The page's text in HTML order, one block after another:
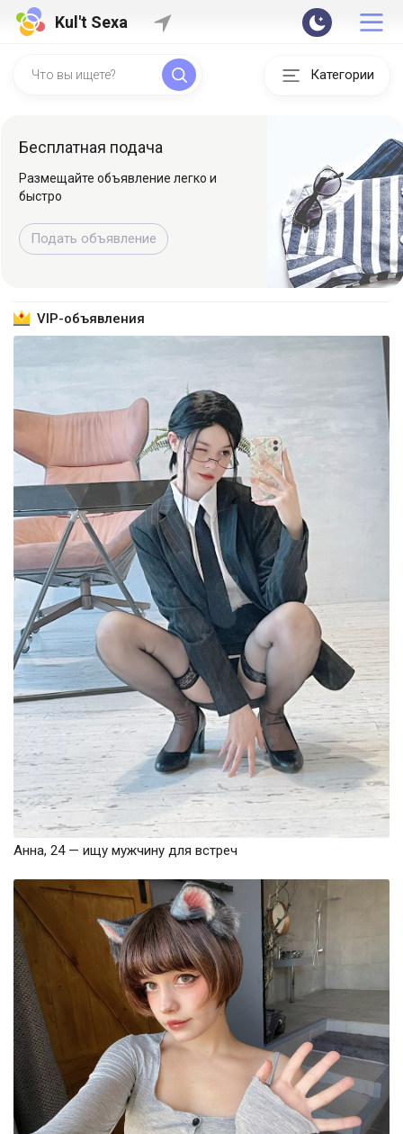
Kul't Sexa
Категории
Бесплатная подача
Размещайте объявление легко и
быстро
Подать объявление
VIP-объявления
Анна, 24 — ищу мужчину для встреч